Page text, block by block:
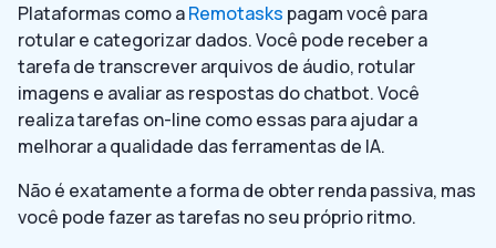
Plataformas como aRemotasks pagam você para
rotular e categorizar dados. Você pode receber a
tarefa de transcrever arquivos de áudio, rotular
imagens e avaliar as respostas do chatbot. Você
realiza tarefas on-line como essas para ajudar a
melhorar a qualidade das ferramentas de IA.
Não é exatamente a forma de obter renda passiva, mas
você pode fazer as tarefas no seu próprio ritmo.